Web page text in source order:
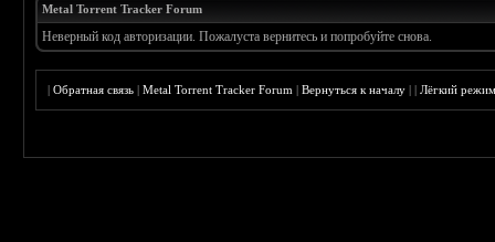
Metal Torrent Tracker Forum
Неверный код авторизации. Пожалуста вернитесь и попробуйте снова.
|Обратная связь |Metal Torrent Tracker Forum |Вернуться к началу ||Лёгкий